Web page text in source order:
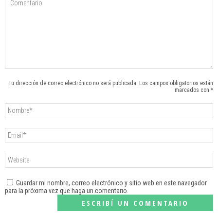
Tu dirección de correo electrónico no será publicada. Los campos obligatorios están
marcados con *
Guardar mi nombre, correo electrónico y sitio web en este navegador
para la próxima vez que haga un comentario.